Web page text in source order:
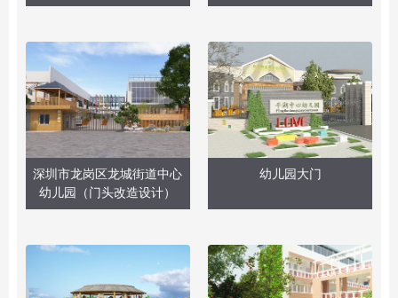
深圳市龙岗区龙城街道中心
幼儿园（门头改造设计）
幼儿园大门